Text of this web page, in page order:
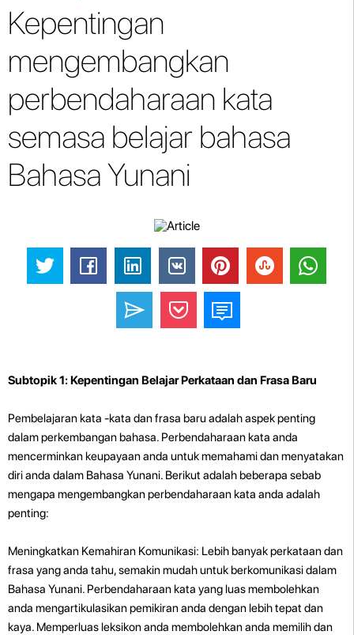
Kepentingan
mengembangkan
perbendaharaan kata
semasa belajar bahasa
Bahasa Yunani
Subtopik 1: Kepentingan Belajar Perkataan dan Frasa Baru
Pembelajaran kata -kata dan frasa baru adalah aspek penting
dalam perkembangan bahasa. Perbendaharaan kata anda
mencerminkan keupayaan anda untuk memahami dan menyatakan
diri anda dalam Bahasa Yunani. Berikut adalah beberapa sebab
mengapa mengembangkan perbendaharaan kata anda adalah
penting:
Meningkatkan Kemahiran Komunikasi: Lebih banyak perkataan dan
frasa yang anda tahu, semakin mudah untuk berkomunikasi dalam
Bahasa Yunani. Perbendaharaan kata yang luas membolehkan
anda mengartikulasikan pemikiran anda dengan lebih tepat dan
kaya. Memperluas leksikon anda membolehkan anda memilih dan